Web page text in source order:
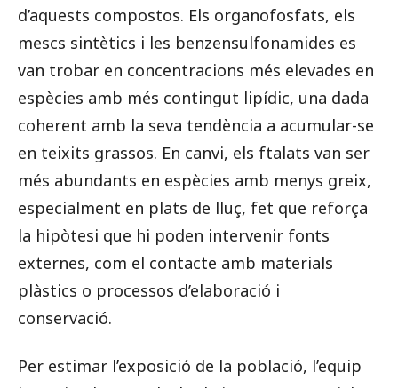
d’aquests compostos. Els organofosfats, els
mescs sintètics i les benzensulfonamides es
van trobar en concentracions més elevades en
espècies amb més contingut lipídic, una dada
coherent amb la seva tendència a acumular-se
en teixits grassos. En canvi, els ftalats van ser
més abundants en espècies amb menys greix,
especialment en plats de lluç, fet que reforça
la hipòtesi que hi poden intervenir fonts
externes, com el contacte amb materials
plàstics o processos d’elaboració i
conservació.
Per estimar l’exposició de la població, l’equip